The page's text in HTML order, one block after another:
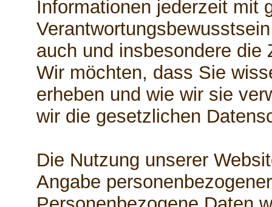
Informationen jederzeit mit
auch und insbesondere die
Wir möchten, dass Sie
erheben und wie wir sie
wir die gesetzlichen
Die Nutzung unserer
Angabe